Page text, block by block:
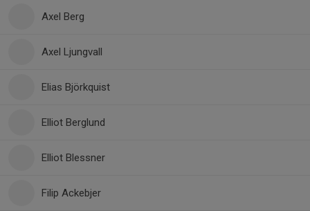
Axel Berg
Axel Ljungvall
Elias Björkquist
Elliot Berglund
Elliot Blessner
Filip Ackebjer